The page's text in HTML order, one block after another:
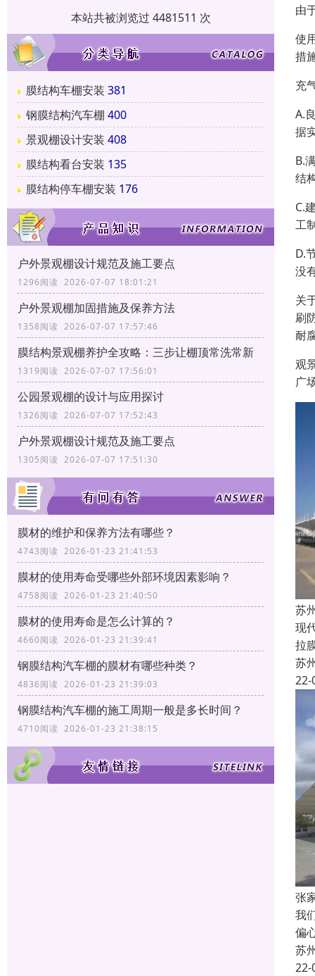
本站共被浏览过 4481511 次
膜结构车棚安装 381
钢膜结构汽车棚 400
景观棚设计安装 408
膜结构看台安装 135
膜结构停车棚安装 176
户外景观棚设计规范及施工要点
1296阅读 2026-07-07 18:01:21
户外景观棚加固措施及保养方法
1358阅读 2026-07-07 17:57:46
膜结构景观棚养护全攻略：三步让棚顶常洗常新
1319阅读 2026-07-07 17:56:01
公园景观棚的设计与应用探讨
1326阅读 2026-07-07 17:52:43
户外景观棚设计规范及施工要点
1305阅读 2026-07-07 17:51:30
膜材的维护和保养方法有哪些？
4743阅读 2026-01-23 21:41:53
膜材的使用寿命受哪些外部环境因素影响？
4758阅读 2026-01-23 21:40:50
膜材的使用寿命是怎么计算的？
4660阅读 2026-01-23 21:39:41
钢膜结构汽车棚的膜材有哪些种类？
4836阅读 2026-01-23 21:39:03
钢膜结构汽车棚的施工周期一般是多长时间？
4710阅读 2026-01-23 21:38:15
由
使
措
充
A.
据
B.
结
C.
工
D.
没
关
刷
耐
观
广
苏
现
拉
苏
22-
张
我
偏
苏
22-